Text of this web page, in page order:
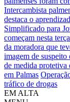
Intercambista
destaca o
Simplificado para
começam nesta
da moradora que
imagem de
de medida
em Palmas
tráfico de drogas
EM ALTA